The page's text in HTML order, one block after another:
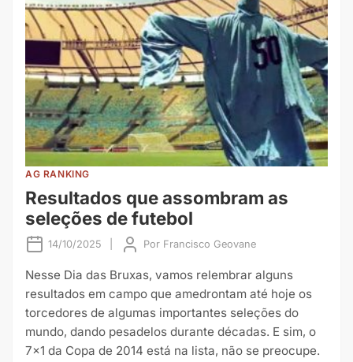
AG RANKING
Resultados que assombram as
seleções de futebol
14/10/2025 Por Francisco Geovane
Nesse Dia das Bruxas, vamos relembrar alguns
resultados em campo que amedrontam até hoje os
torcedores de algumas importantes seleções do
mundo, dando pesadelos durante décadas. E sim, o
7×1 da Copa de 2014 está na lista, não se preocupe.